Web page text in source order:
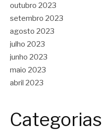
outubro 2023
setembro 2023
agosto 2023
julho 2023
junho 2023
maio 2023
abril 2023
Categorias